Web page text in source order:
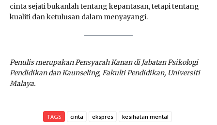
cinta sejati bukanlah tentang kepantasan, tetapi tentang
kualiti dan ketulusan dalam menyayangi.
Penulis merupakan Pensyarah Kanan di Jabatan Psikologi
Pendidikan dan Kaunseling, Fakulti Pendidikan, Universiti
Malaya.
TAGS cinta ekspres kesihatan mental